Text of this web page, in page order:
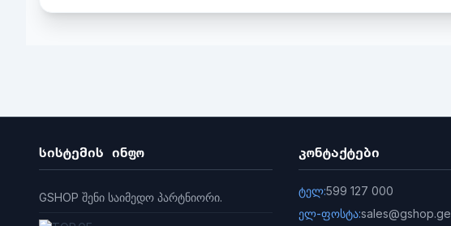
სამუშაო ტემპერატურა
სისტემის ინფო
GSHOP შენი საიმედო პარტნიორი.
კონტაქტები
ტელ:599 127 000
ელ-ფოსტა:sales@gshop.ge